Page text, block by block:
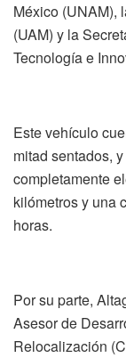
México (UNAM),
(UAM) y la
Tecnología e
Este vehículo
mitad sentados,
completamente
kilómetros y una
horas.
Por su parte,
Asesor de
Relocalización